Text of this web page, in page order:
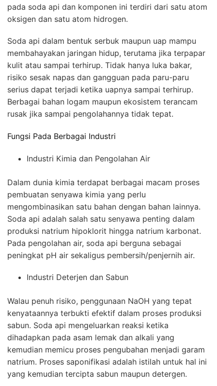
pada soda api dan komponen ini terdiri dari satu atom
oksigen dan satu atom hidrogen.
Soda api dalam bentuk serbuk maupun uap mampu
membahayakan jaringan hidup, terutama jika terpapar
kulit atau sampai terhirup. Tidak hanya luka bakar,
risiko sesak napas dan gangguan pada paru-paru
serius dapat terjadi ketika uapnya sampai terhirup.
Berbagai bahan logam maupun ekosistem terancam
rusak jika sampai pengolahannya tidak tepat.
Fungsi Pada Berbagai Industri
Industri Kimia dan Pengolahan Air
Dalam dunia kimia terdapat berbagai macam proses
pembuatan senyawa kimia yang perlu
mengombinasikan satu bahan dengan bahan lainnya.
Soda api adalah salah satu senyawa penting dalam
produksi natrium hipoklorit hingga natrium karbonat.
Pada pengolahan air, soda api berguna sebagai
peningkat pH air sekaligus pembersih/penjernih air.
Industri Deterjen dan Sabun
Walau penuh risiko, penggunaan NaOH yang tepat
kenyataannya terbukti efektif dalam proses produksi
sabun. Soda api mengeluarkan reaksi ketika
dihadapkan pada asam lemak dan alkali yang
kemudian memicu proses pengubahan menjadi garam
natrium. Proses saponifikasi adalah istilah untuk hal ini
yang kemudian tercipta sabun maupun detergen.